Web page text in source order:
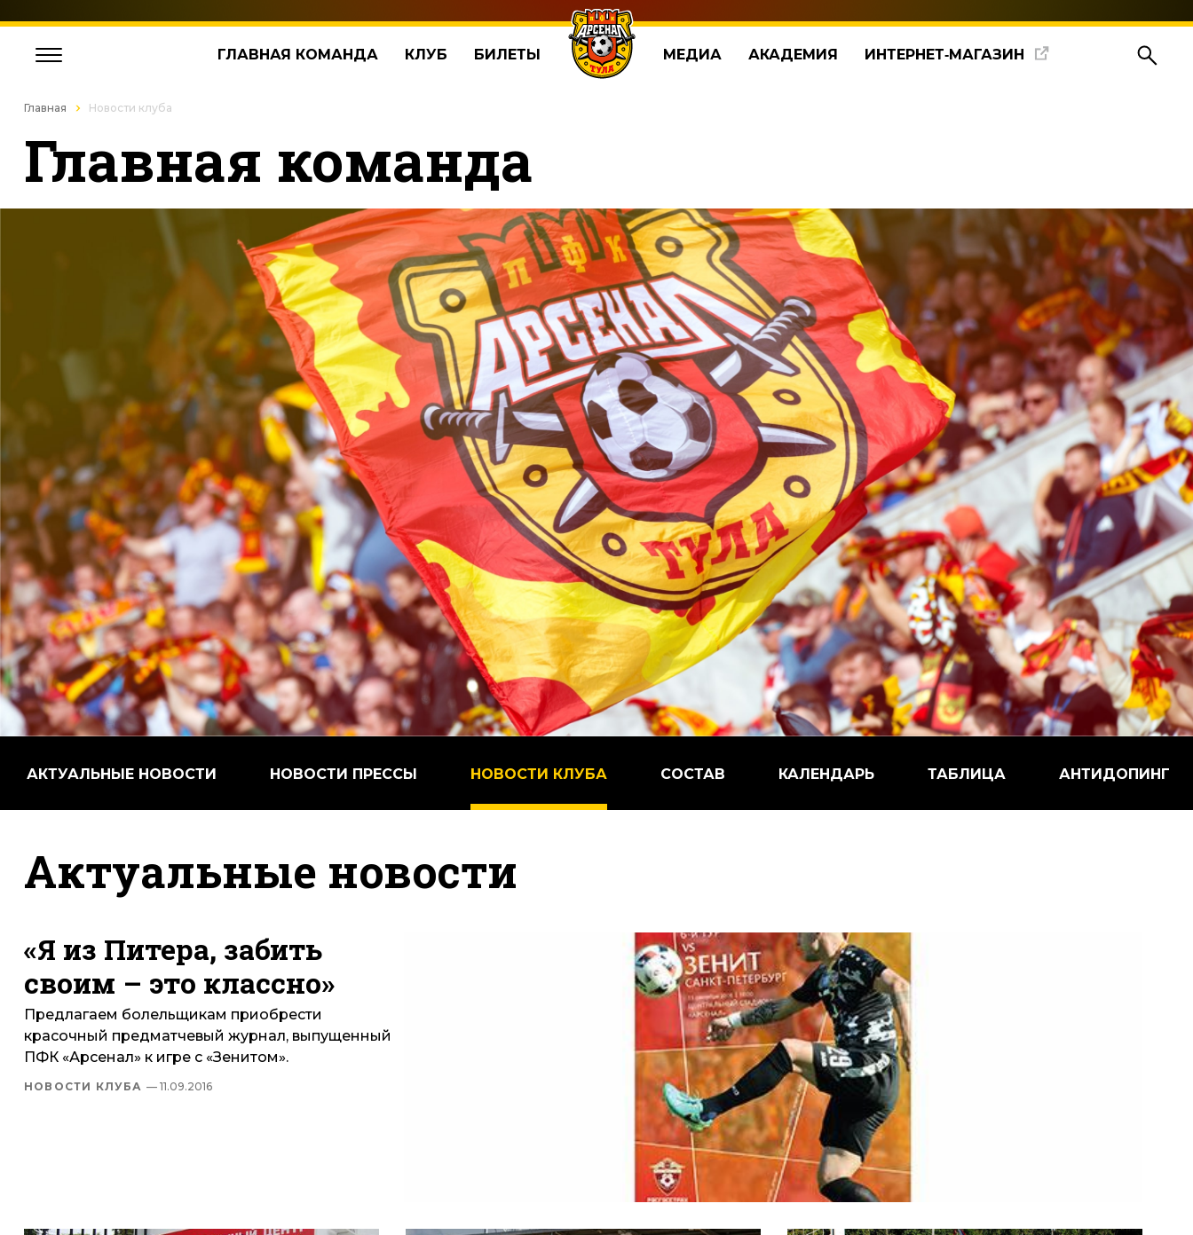
ГЛАВНАЯ КОМАНДА КЛУБ БИЛЕТЫ МЕДИА АКАДЕМИЯ ИНТЕРНЕТ‑МАГАЗИН
Главная Новости клуба
Главная команда
АКТУАЛЬНЫЕ НОВОСТИ НОВОСТИ ПРЕССЫ НОВОСТИ КЛУБА СОСТАВ КАЛЕНДАРЬ ТАБЛИЦА АНТИДОПИНГ
Актуальные новости
«Я из Питера, забить
своим – это классно»
Предлагаем болельщикам приобрести
красочный предматчевый журнал, выпущенный
ПФК «Арсенал» к игре с «Зенитом».
НОВОСТИ КЛУБА — 11.09.2016